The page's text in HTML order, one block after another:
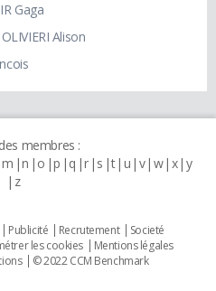
Gaga
Alison
membres :
m n o p q r s t u v w x y
z
Publicité Recrutement
Societé
les cookies
Mentions légales
© 2022 CCM Benchmark